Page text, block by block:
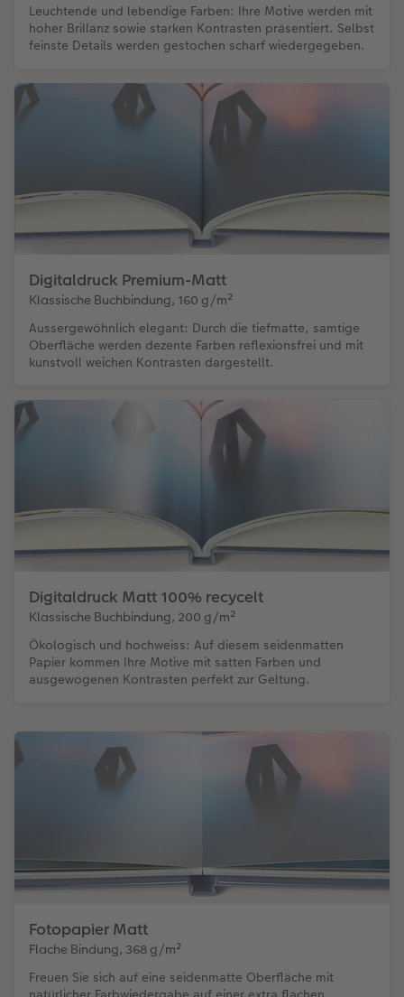
Leuchtende und lebendige Farben: Ihre Motive werden mit
hoher Brillanz sowie starken Kontrasten präsentiert. Selbst
feinste Details werden gestochen scharf wiedergegeben.
Digitaldruck Premium-Matt
Klassische Buchbindung, 160 g/m²
Aussergewöhnlich elegant: Durch die tiefmatte, samtige
Oberfläche werden dezente Farben reflexionsfrei und mit
kunstvoll weichen Kontrasten dargestellt.
Digitaldruck Matt 100% recycelt
Klassische Buchbindung, 200 g/m²
Ökologisch und hochweiss: Auf diesem seidenmatten
Papier kommen Ihre Motive mit satten Farben und
ausgewogenen Kontrasten perfekt zur Geltung.
Fotopapier Matt
Flache Bindung, 368 g/m²
Freuen Sie sich auf eine seidenmatte Oberfläche mit